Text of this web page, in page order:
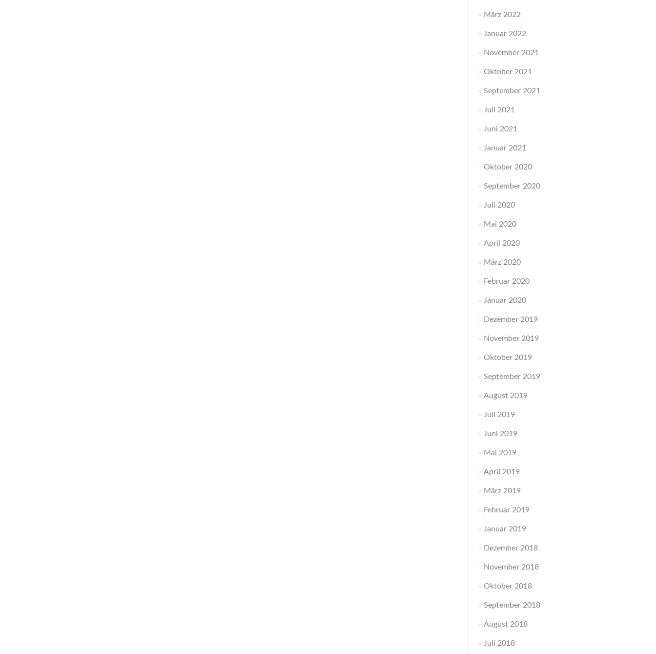
März 2022
Januar 2022
November 2021
Oktober 2021
September 2021
Juli 2021
Juni 2021
Januar 2021
Oktober 2020
September 2020
Juli 2020
Mai 2020
April 2020
März 2020
Februar 2020
Januar 2020
Dezember 2019
November 2019
Oktober 2019
September 2019
August 2019
Juli 2019
Juni 2019
Mai 2019
April 2019
März 2019
Februar 2019
Januar 2019
Dezember 2018
November 2018
Oktober 2018
September 2018
August 2018
Juli 2018